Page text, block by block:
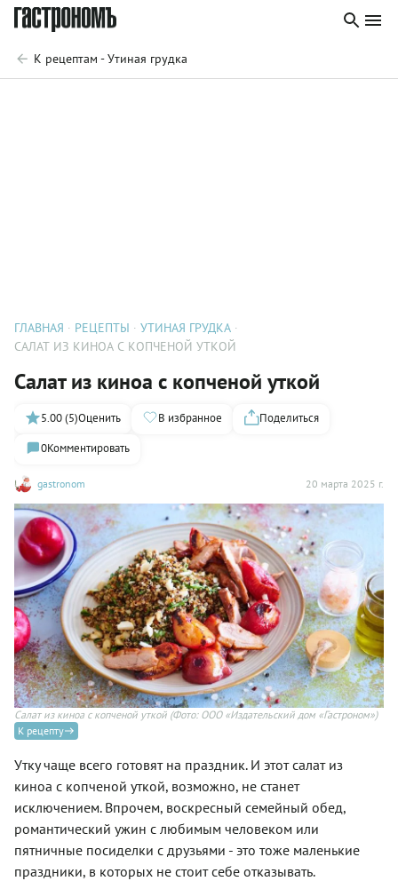
К рецептам - Утиная грудка
ГЛАВНАЯ РЕЦЕПТЫ
УТИНАЯ ГРУДКА
САЛАТ ИЗ КИНОА С КОПЧЕНОЙ УТКОЙ
Салат из киноа с копченой уткой
gastronom 20 марта 2025 г.
5.00 (5)Оценить В избранное
Поделиться
0Комментировать
Салат из киноа с копченой уткой (Фото: ООО «Издательский дом «Гастроном»)
К рецепту
Утку чаще всего готовят на праздник. И этот салат из
киноа с копченой уткой, возможно, не станет
исключением. Впрочем, воскресный семейный обед,
романтический ужин с любимым человеком или
пятничные посиделки с друзьями - это тоже маленькие
праздники, в которых не стоит себе отказывать.